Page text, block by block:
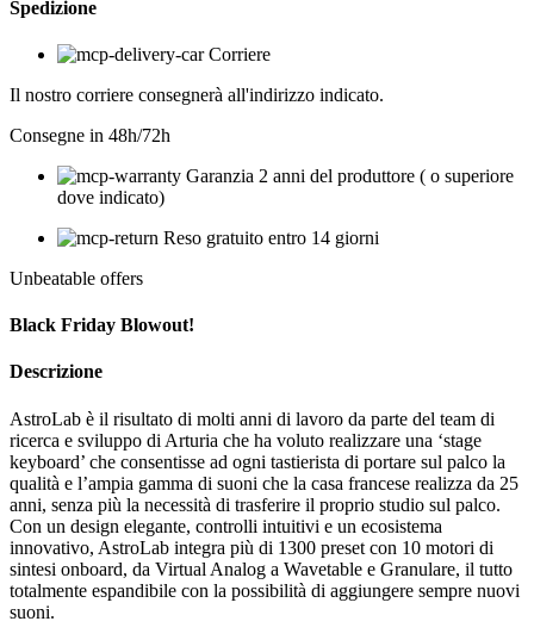
Spedizione
Corriere
Il nostro corriere consegnerà all'indirizzo indicato.
Consegne in 48h/72h
Garanzia 2 anni del produttore ( o superiore
dove indicato)
Reso gratuito entro 14 giorni
Unbeatable offers
Black Friday Blowout!
Descrizione
AstroLab è il risultato di molti anni di lavoro da parte del team di
ricerca e sviluppo di Arturia che ha voluto realizzare una ‘stage
keyboard’ che consentisse ad ogni tastierista di portare sul palco la
qualità e l’ampia gamma di suoni che la casa francese realizza da 25
anni, senza più la necessità di trasferire il proprio studio sul palco.
Con un design elegante, controlli intuitivi e un ecosistema
innovativo, AstroLab integra più di 1300 preset con 10 motori di
sintesi onboard, da Virtual Analog a Wavetable e Granulare, il tutto
totalmente espandibile con la possibilità di aggiungere sempre nuovi
suoni.